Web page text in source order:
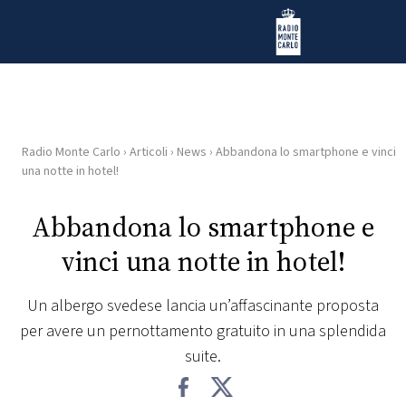
Radio Monte Carlo
HOME
RADIO
WEB
PLAYLIST
Radio Monte Carlo › Articoli › News › Abbandona lo smartphone e vinci
una notte in hotel!
Abbandona lo smartphone e
vinci una notte in hotel!
Un albergo svedese lancia un’affascinante proposta
per avere un pernottamento gratuito in una splendida
suite.